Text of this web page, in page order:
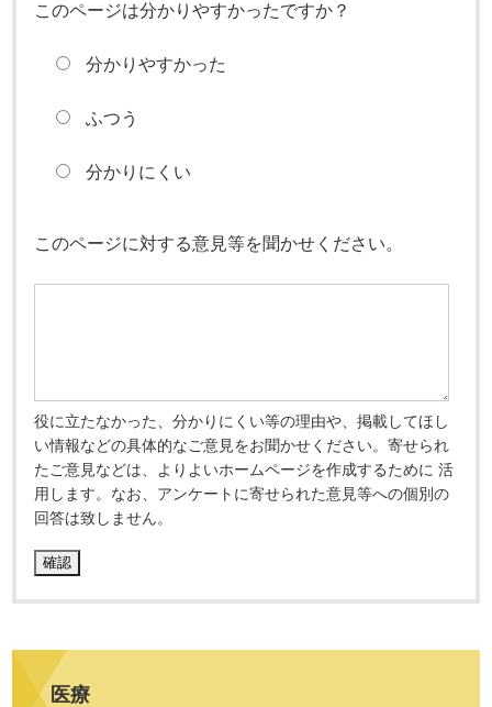
このページは分かりやすかったですか？
分かりやすかった
ふつう
分かりにくい
このページに対する意見等を聞かせください。
役に立たなかった、分かりにくい等の理由や、掲載してほし
い情報などの具体的なご意見をお聞かせください。寄せられ
たご意見などは、よりよいホームページを作成するために 活
用します。なお、アンケートに寄せられた意見等への個別の
回答は致しません。
医療